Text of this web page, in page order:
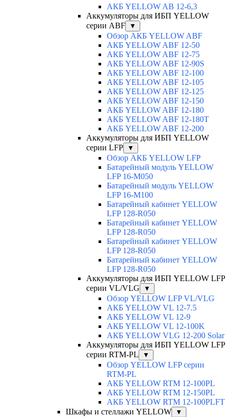
АКБ YELLOW AB 12-6,3
Аккумуляторы для ИБП YELLOW
серии ABF
▼
Обзор АКБ YELLOW ABF
АКБ YELLOW ABF 12-50
АКБ YELLOW ABF 12-75
АКБ YELLOW ABF 12-90S
АКБ YELLOW ABF 12-100
АКБ YELLOW ABF 12-105
АКБ YELLOW ABF 12-125
АКБ YELLOW ABF 12-150
АКБ YELLOW ABF 12-180
АКБ YELLOW ABF 12-180Т
АКБ YELLOW ABF 12-200
Аккумуляторы для ИБП YELLOW
серии LFP
▼
Обзор АКБ YELLOW LFP
Батарейный модуль YELLOW
LFP 16-M050
Батарейный модуль YELLOW
LFP 16-M100
Батарейный кабинет YELLOW
LFP 128-R050
Батарейный кабинет YELLOW
LFP 128-R050
Батарейный кабинет YELLOW
LFP 128-R050
Батарейный кабинет YELLOW
LFP 128-R050
Аккумуляторы для ИБП YELLOW LFP
серии VL/VLG
▼
Обзор YELLOW LFP VL/VLG
АКБ YELLOW VL 12-7.5
АКБ YELLOW VL 12-9
АКБ YELLOW VL 12-100K
АКБ YELLOW VLG 12-200 Solar
Аккумуляторы для ИБП YELLOW LFP
серии RTM-PL
▼
Обзор YELLOW LFP серии
RTM-PL
АКБ YELLOW RTM 12-100PL
АКБ YELLOW RTM 12-150PL
АКБ YELLOW RTM 12-100PLFT
Шкафы и стеллажи YELLOW
▼